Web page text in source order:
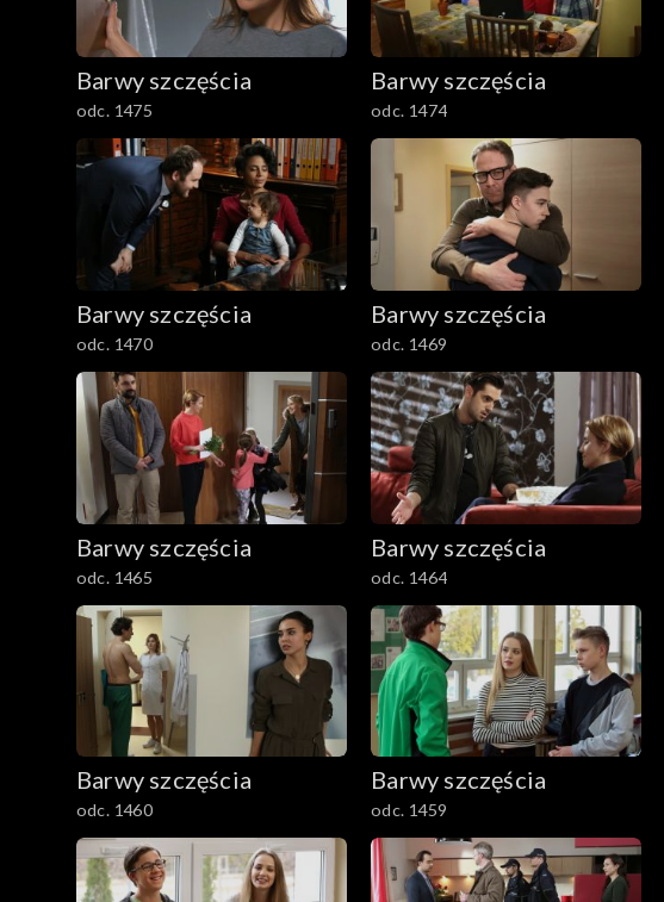
1101–1200
1001–1100
901–1000
801–900
782–800
Barwy szczęścia
odc. 1475
Barwy szczęścia
odc. 1474
Barwy szczęścia
odc. 1470
Barwy szczęścia
odc. 1469
Barwy szczęścia
odc. 1465
Barwy szczęścia
odc. 1464
Barwy szczęścia
odc. 1460
Barwy szczęścia
odc. 1459